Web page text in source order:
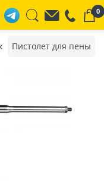
0
Пистолет для пены